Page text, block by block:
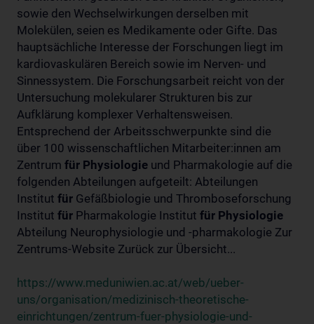
sowie den Wechselwirkungen derselben mit
Molekülen, seien es Medikamente oder Gifte. Das
hauptsächliche Interesse der Forschungen liegt im
kardiovaskulären Bereich sowie im Nerven- und
Sinnessystem. Die Forschungsarbeit reicht von der
Untersuchung molekularer Strukturen bis zur
Aufklärung komplexer Verhaltensweisen.
Entsprechend der Arbeitsschwerpunkte sind die
über 100 wissenschaftlichen Mitarbeiter:innen am
Zentrum für Physiologie und Pharmakologie auf die
folgenden Abteilungen aufgeteilt: Abteilungen
Institut für Gefäßbiologie und Thromboseforschung
Institut für Pharmakologie Institut für Physiologie
Abteilung Neurophysiologie und -pharmakologie Zur
Zentrums-Website Zurück zur Übersicht...
https://www.meduniwien.ac.at/web/ueber-
uns/organisation/medizinisch-theoretische-
einrichtungen/zentrum-fuer-physiologie-und-